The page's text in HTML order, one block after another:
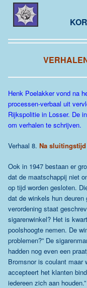
Henk Poelakker vond na
processen-verbaal uit
Rijkspolitie in Losser. De
om verhalen te schrijven.
Verhaal 8. Na sluitingstijd
Ook in 1947 bestaan er
dat de maatschappij niet
op tijd worden gesloten.
dat de winkels hun
verordening staat
sigarenwinkel? Het is
poolshoogte nemen. De
problemen?” De
hadden nog even een
Bromsnor is coulant maar
accepteert het klanten
iedereen zich aan